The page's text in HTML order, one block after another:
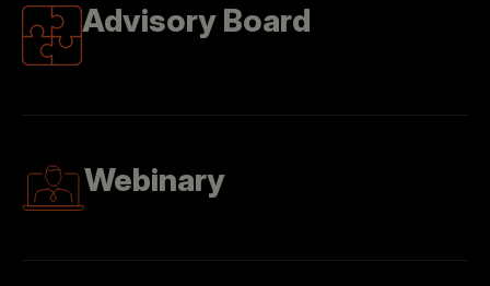
Advisory Board
Webinary